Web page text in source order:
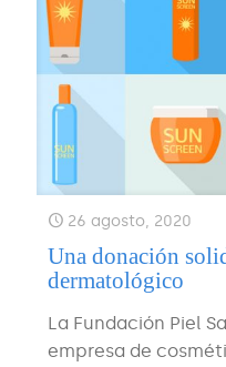
26 agosto, 2020
Una donación
dermatológico
La Fundación Piel
empresa de